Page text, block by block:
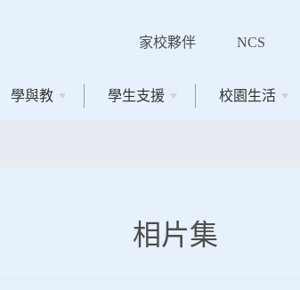
家校夥伴 NCS
學與教 學生支援 校園生活
相片集